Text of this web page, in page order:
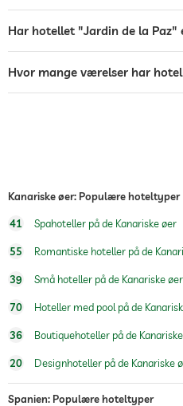
sauna
Har hotellet "Jardin de la Paz"
Hvor mange værelser har
Kanariske øer: Populære hoteltyper
41 Spahoteller på de Kanariske øer
55 Romantiske hoteller på de
39 Små hoteller på de Kanariske øer
70 Hoteller med pool på de
36 Boutiquehoteller på de
20 Designhoteller på de Kanariske
Spanien: Populære hoteltyper